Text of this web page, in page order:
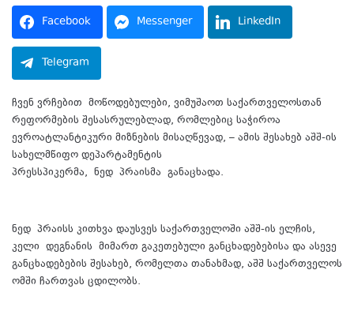
Facebook Messenger LinkedIn
Telegram
ჩვენ ვრჩებით მოწოდებულები, ვიმუშაოთ საქართველოსთან
რეფორმების შესასრულებლად, რომლებიც საჭიროა
ევროატლანტიკური მიზნების მისაღწევად, – ამის შესახებ აშშ-ის
სახელმწიფო დეპარტამენტის
პრესსპიკერმა, ნედ პრაისმა განაცხადა.
ნედ პრაისს კითხვა დაუსვეს საქართველოში აშშ-ის ელჩის,
კელი დეგნანის მიმართ გაკეთებული განცხადებებისა და ასევე
განცხადებების შესახებ, რომელთა თანახმად, აშშ საქართველოს
ომში ჩართვას ცდილობს.